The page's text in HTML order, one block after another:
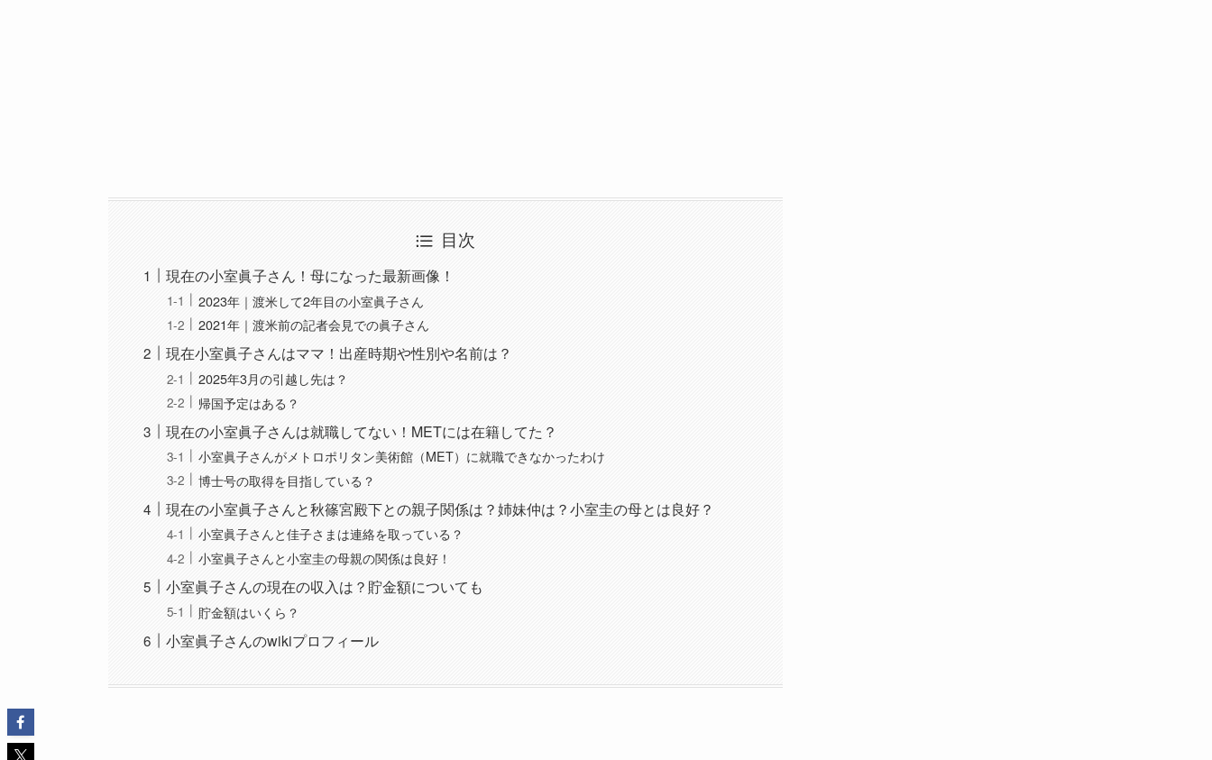
目次
現在の小室眞子さん！母になった最新画像！
2023年｜渡米して2年目の小室眞子さん
2021年｜渡米前の記者会見での眞子さん
現在小室眞子さんはママ！出産時期や性別や名前は？
2025年3月の引越し先は？
帰国予定はある？
現在の小室眞子さんは就職してない！METには在籍してた？
小室眞子さんがメトロポリタン美術館（MET）に就職できなかったわけ
博士号の取得を目指している？
現在の小室眞子さんと秋篠宮殿下との親子関係は？姉妹仲は？小室圭の母とは良好？
小室眞子さんと佳子さまは連絡を取っている？
小室眞子さんと小室圭の母親の関係は良好！
小室眞子さんの現在の収入は？貯金額についても
貯金額はいくら？
小室眞子さんのwikiプロフィール